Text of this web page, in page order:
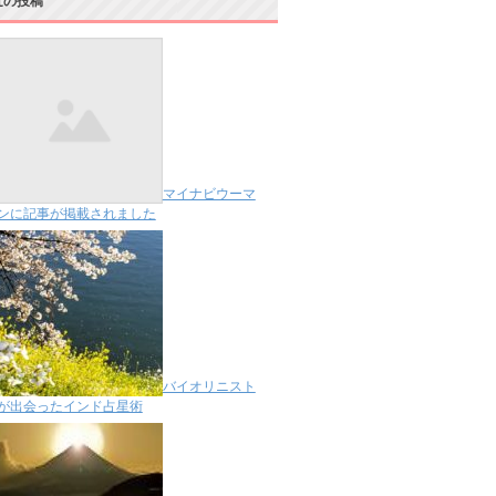
マイナビウーマ
に記事が掲載されました
バイオリニスト
出会ったインド占星術